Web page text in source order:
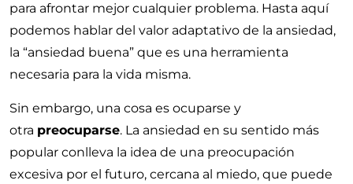
para afrontar mejor cualquier problema. Hasta aquí
podemos hablar del valor adaptativo de la ansiedad,
la “ansiedad buena” que es una herramienta
necesaria para la vida misma.
Sin embargo, una cosa es ocuparse y
otra preocuparse. La ansiedad en su sentido más
popular conlleva la idea de una preocupación
excesiva por el futuro, cercana al miedo, que puede